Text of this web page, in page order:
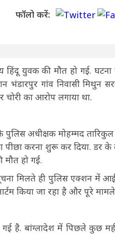
फॉलो करें:
युवक की मौत हो गई.
गांव निवासी मिथुन
का आरोप लगाया था.
अधीक्षक मोहम्मद तारिकुल
पीछा करना शुरू कर दिया.
हो गई.
मिलते ही पुलिस एक्शन में
किया जा रहा है और पूरे
है. बांग्लादेश में पिछले कुछ